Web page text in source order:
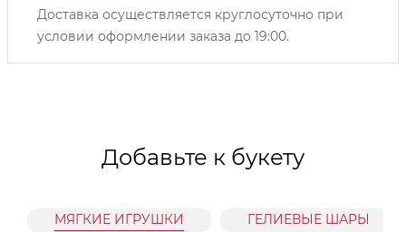
Доставка осуществляется круглосуточно при
условии оформлении заказа до 19:00.
Добавьте к букету
МЯГКИЕ ИГРУШКИ ГЕЛИЕВЫЕ ШАРЫ